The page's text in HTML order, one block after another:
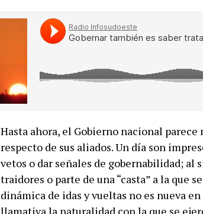
Hasta ahora, el Gobierno nacional
respecto de sus aliados. Un día son
vetos o dar señales de gobernabilidad; al
traidores o parte de una “casta” a la que
dinámica de idas y vueltas no es nueva
llamativa la naturalidad con la que se